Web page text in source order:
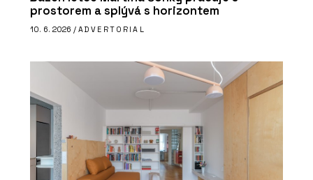
prostorem a splývá s horizontem
10. 6. 2026 / ADVERTORIAL